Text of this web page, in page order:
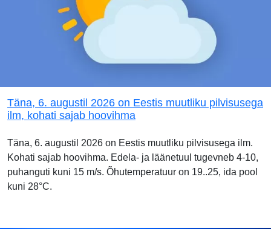
Täna, 6. augustil 2026 on Eestis muutliku pilvisusega
ilm, kohati sajab hoovihma
Täna, 6. augustil 2026 on Eestis muutliku pilvisusega ilm.
Kohati sajab hoovihma. Edela- ja läänetuul tugevneb 4-10,
puhanguti kuni 15 m/s. Õhutemperatuur on 19..25, ida pool
kuni 28°C.